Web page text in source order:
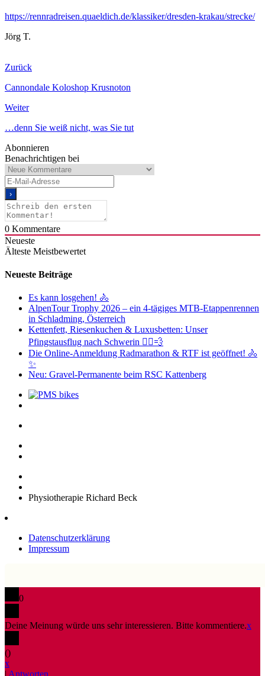
https://rennradreisen.quaeldich.de/klassiker/dresden-krakau/strecke/
Jörg T.
Zurück
Cannondale Koloshop Krusnoton
Weiter
…denn Sie weiß nicht, was Sie tut
Abonnieren
Benachrichtigen bei
0 Kommentare
Neueste
Älteste Meistbewertet
Neueste Beiträge
Es kann losgehen! 🚴
AlpenTour Trophy 2026 – ein 4-tägiges MTB-Etappenrennen
in Schladming, Österreich
Kettenfett, Riesenkuchen & Luxusbetten: Unser
Pfingstausflug nach Schwerin 🚴‍♂️💨
Die Online-Anmeldung Radmarathon & RTF ist geöffnet! 🚴
✨
Neu: Gravel-Permanente beim RSC Kattenberg
Physiotherapie Richard Beck
Datenschutzerklärung
Impressum
0
Deine Meinung würde uns sehr interessieren. Bitte kommentiere.x
()
x